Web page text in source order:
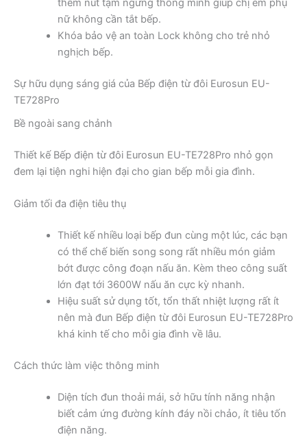
thêm nút tạm ngừng thông minh giúp chị em phụ
nữ không cần tắt bếp.
Khóa bảo vệ an toàn Lock không cho trẻ nhỏ
nghịch bếp.
Sự hữu dụng sáng giá của Bếp điện từ đôi Eurosun EU-
TE728Pro
Bề ngoài sang chảnh
Thiết kế Bếp điện từ đôi Eurosun EU-TE728Pro nhỏ gọn
đem lại tiện nghi hiện đại cho gian bếp mỗi gia đình.
Giảm tối đa điện tiêu thụ
Thiết kế nhiều loại bếp đun cùng một lúc, các bạn
có thể chế biến song song rất nhiều món giảm
bớt được công đoạn nấu ăn. Kèm theo công suất
lớn đạt tới 3600W nấu ăn cực kỳ nhanh.
Hiệu suất sử dụng tốt, tổn thất nhiệt lượng rất ít
nên mà đun Bếp điện từ đôi Eurosun EU-TE728Pro
khá kinh tế cho mỗi gia đình về lâu.
Cách thức làm việc thông minh
Diện tích đun thoải mái, sở hữu tính năng nhận
biết cảm ứng đường kính đáy nồi chảo, ít tiêu tốn
điện năng.